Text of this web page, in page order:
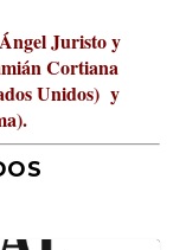
Juristo y
Cortiana
Unidos) y